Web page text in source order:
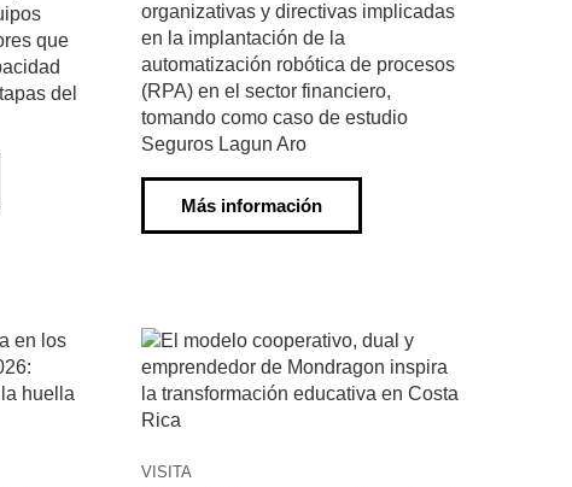
que
del
organizativas y directivas implicadas
en la implantación de la
automatización robótica de procesos
(RPA) en el sector financiero,
tomando como caso de estudio
Seguros Lagun Aro
Más información
VISITA